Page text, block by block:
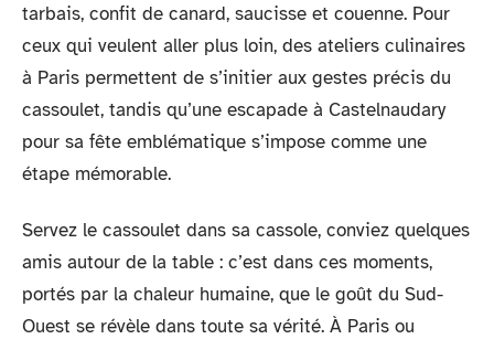
tarbais, confit de canard, saucisse et couenne. Pour
ceux qui veulent aller plus loin, des ateliers culinaires
à Paris permettent de s’initier aux gestes précis du
cassoulet, tandis qu’une escapade à Castelnaudary
pour sa fête emblématique s’impose comme une
étape mémorable.
Servez le cassoulet dans sa cassole, conviez quelques
amis autour de la table : c’est dans ces moments,
portés par la chaleur humaine, que le goût du Sud-
Ouest se révèle dans toute sa vérité. À Paris ou